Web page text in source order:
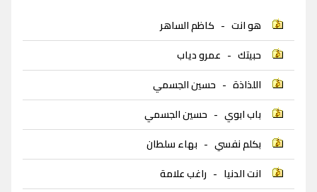
هو انت - كاظم الساهر
حبيتك - عمرو دياب
اللذاذة - حسين الجسمي
باب ابوي - حسين الجسمي
بكلم نفسي - بهاء سلطان
انت الدنيا - راغب علامة